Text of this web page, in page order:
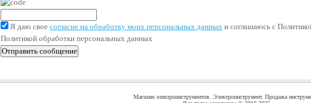
Я даю свое согласие на обработку моих персональных данных и соглашаюсь с
Политикой обработки персональных данных
Магазин электроинструментов. Электроинструмент. Продажа